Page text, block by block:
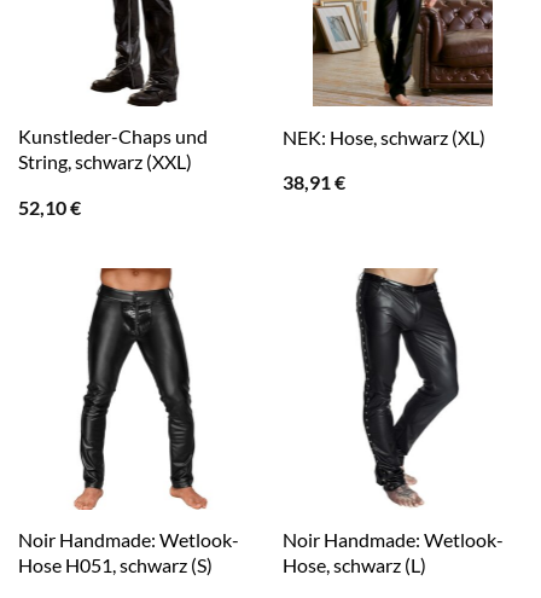
Kunstleder-Chaps und
String, schwarz (XXL)
52,10€
NEK: Hose, schwarz (XL)
38,91€
Noir Handmade: Wetlook-
Hose H051, schwarz (S)
Noir Handmade: Wetlook-
Hose, schwarz (L)